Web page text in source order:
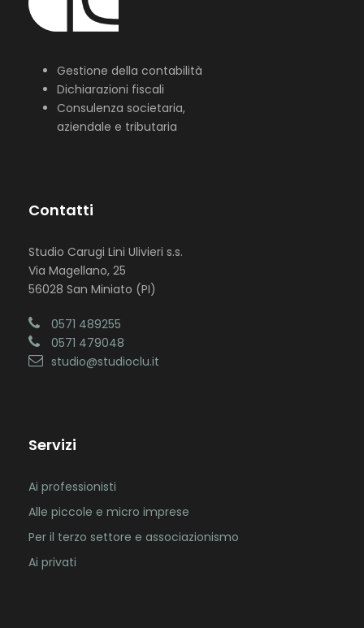
Gestione della contabilità
Dichiarazioni fiscali
Consulenza societaria,
aziendale e tributaria
Contatti
Studio Carugi Lini Ulivieri s.s.
Via Magellano, 25
56028 San Miniato (PI)
0571 489255
0571 479048
studio@studioclu.it
Servizi
Ai professionisti
Alle piccole e micro imprese
Per il terzo settore e associazionismo
Ai privati